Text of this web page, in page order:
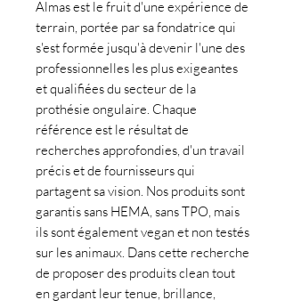
Almas est le fruit d'une expérience de
terrain, portée par sa fondatrice qui
s'est formée jusqu'à devenir l'une des
professionnelles les plus exigeantes
et qualifiées du secteur de la
prothésie ongulaire. Chaque
référence est le résultat de
recherches approfondies, d'un travail
précis et de fournisseurs qui
partagent sa vision. Nos produits sont
garantis sans HEMA, sans TPO, mais
ils sont également vegan et non testés
sur les animaux. Dans cette recherche
de proposer des produits clean tout
en gardant leur tenue, brillance,